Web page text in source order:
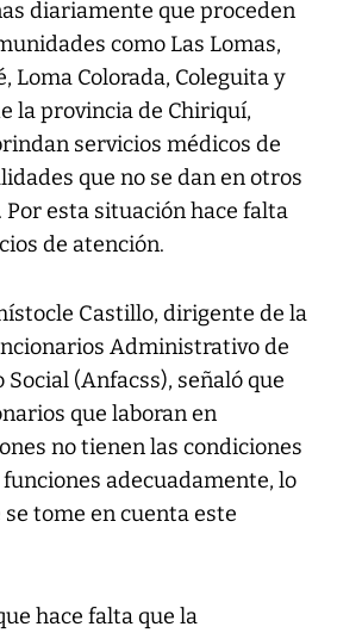
diariamente que proceden
como Las Lomas,
Loma Colorada, Coleguita y
la provincia de Chiriquí,
servicios médicos de
que no se dan en otros
esta situación hace falta
de atención.
Castillo, dirigente de la
Administrativo de
Social (Anfacss), señaló que
que laboran en
no tienen las condiciones
adecuadamente, lo
tome en cuenta este
hace falta que la